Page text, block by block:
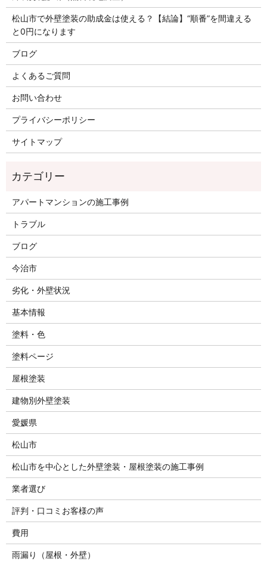
松山市で外壁塗装の助成金は使える？【結論】“順番”を間違える
と0円になります
ブログ
よくあるご質問
お問い合わせ
プライバシーポリシー
サイトマップ
アパートマンションの施工事例
トラブル
ブログ
今治市
劣化・外壁状況
基本情報
塗料・色
塗料ページ
屋根塗装
建物別外壁塗装
愛媛県
松山市
松山市を中心とした外壁塗装・屋根塗装の施工事例
業者選び
評判・口コミお客様の声
費用
雨漏り（屋根・外壁）